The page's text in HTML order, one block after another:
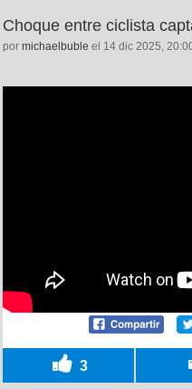
Choque entre ciclista
por michaelbuble el 14 dic 2025,
3